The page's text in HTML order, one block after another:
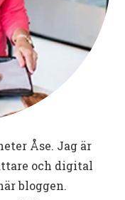
Åse. Jag är
och digital
bloggen.